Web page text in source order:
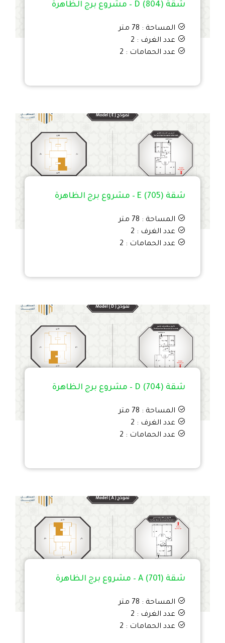
شقة D (804) – مشروع برج الظاهرة
المساحة : 78 متر
عدد الغرف : 2
عدد الحمامات : 2
شقة E (705) – مشروع برج الظاهرة
المساحة : 78 متر
عدد الغرف : 2
عدد الحمامات : 2
شقة D (704) – مشروع برج الظاهرة
المساحة : 78 متر
عدد الغرف : 2
عدد الحمامات : 2
شقة A (701) – مشروع برج الظاهرة
المساحة : 78 متر
عدد الغرف : 2
عدد الحمامات : 2